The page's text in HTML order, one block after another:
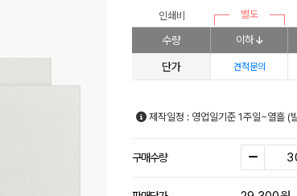
인쇄비 별도
수량 이하
단가 견적문의
제작일정 : 영업일기준 1주일~열흘 (
구매수량